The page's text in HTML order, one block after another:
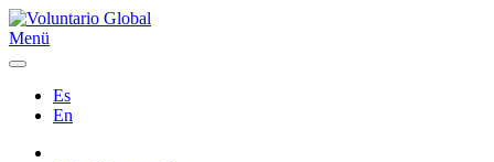
Menü
Es
En